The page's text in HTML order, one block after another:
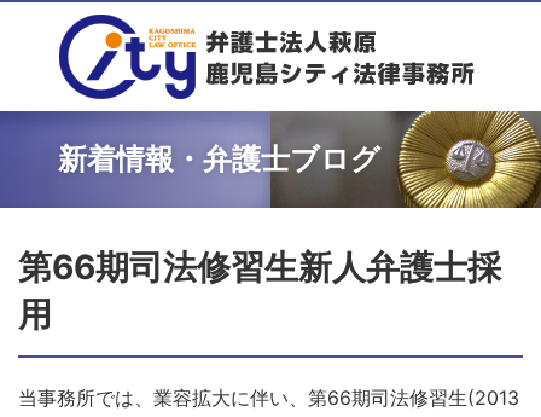
新着情報・弁護士ブログ
第66期司法修習生新人弁護士採
用
当事務所では、業容拡大に伴い、第66期司法修習生(2013